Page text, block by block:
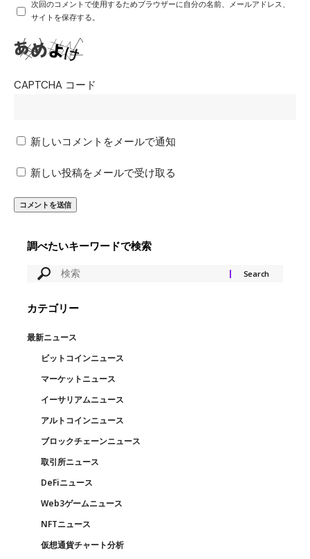
次回のコメントで使用するためブラウザーに自分の名前、メールアドレス、
サイトを保存する。
CAPTCHA コード
新しいコメントをメールで通知
新しい投稿をメールで受け取る
調べたいキーワードで検索
カテゴリー
最新ニュース
ビットコインニュース
マーケットニュース
イーサリアムニュース
アルトコインニュース
ブロックチェーンニュース
取引所ニュース
DeFiニュース
Web3ゲームニュース
NFTニュース
仮想通貨チャート分析